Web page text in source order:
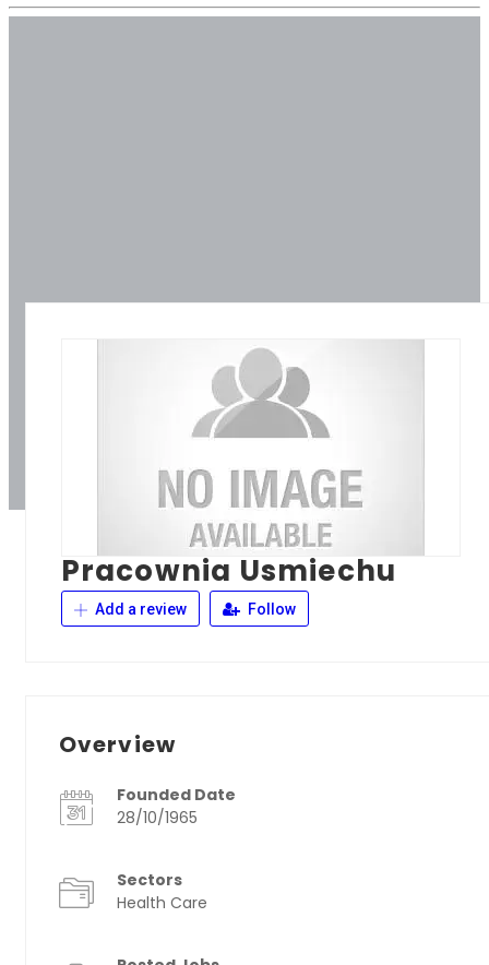
Pracownia Usmiechu
Add a review Follow
Overview
Founded Date
28/10/1965
Sectors
Health Care